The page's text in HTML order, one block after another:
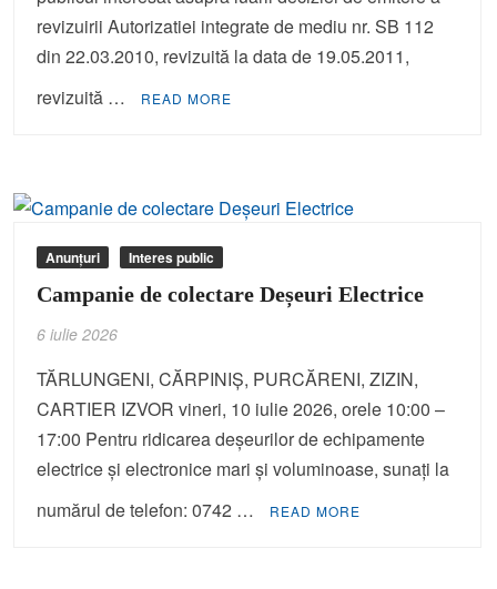
revizuirii Autorizatiei integrate de mediu nr. SB 112
din 22.03.2010, revizuită la data de 19.05.2011,
revizuită …
READ MORE
Anunțuri Interes public
Campanie de colectare Deșeuri Electrice
6 iulie 2026
TĂRLUNGENI, CĂRPINIȘ, PURCĂRENI, ZIZIN,
CARTIER IZVOR vineri, 10 iulie 2026, orele 10:00 –
17:00 Pentru ridicarea deșeurilor de echipamente
electrice și electronice mari și voluminoase, sunați la
numărul de telefon: 0742 …
READ MORE